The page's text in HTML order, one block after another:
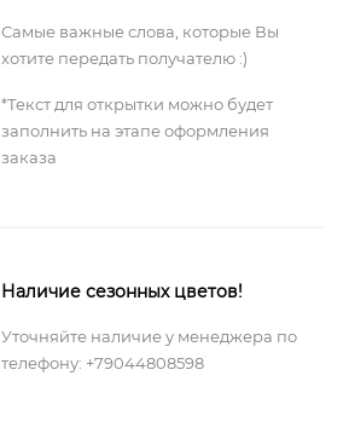
Самые важные слова, которые Вы
хотите передать получателю :)
*Текст для открытки можно будет
заполнить на этапе оформления
заказа
Наличие сезонных цветов!
Уточняйте наличие у менеджера по
телефону: +79044808598